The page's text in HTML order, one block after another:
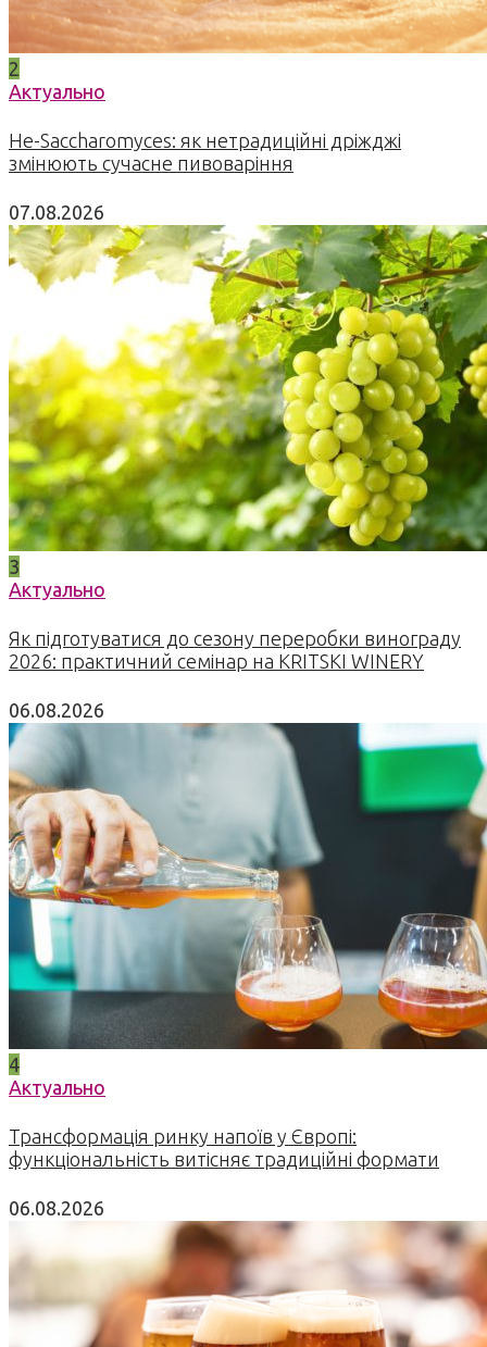
2
Актуально
Не-Saccharomyces: як нетрадиційні дріжджі
змінюють сучасне пивоваріння
07.08.2026
3
Актуально
Як підготуватися до сезону переробки винограду
2026: практичний семінар на KRITSKI WINERY
06.08.2026
4
Актуально
Трансформація ринку напоїв у Європі:
функціональність витісняє традиційні формати
06.08.2026